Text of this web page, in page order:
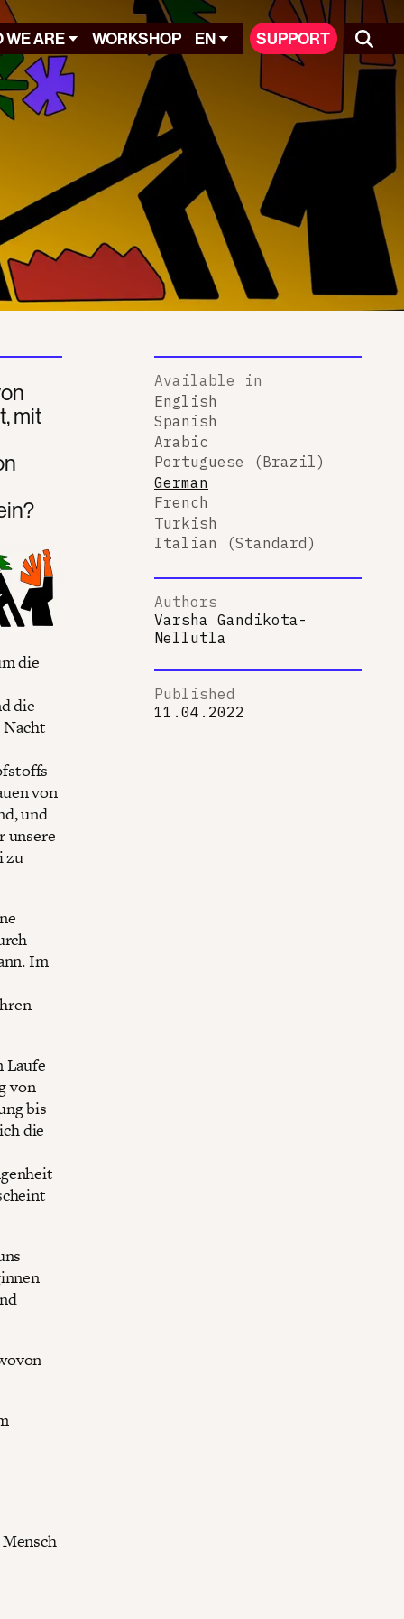
WE ARE WORKSHOP EN SUPPORT
mit
die
die
Nacht
von
und
unsere
zu
Im
Laufe
von
bis
die
Available in
English
Spanish
Arabic
Portuguese (Brazil)
German
French
Turkish
Italian (Standard)
Authors
Varsha Gandikota-
Nellutla
Published
11.04.2022